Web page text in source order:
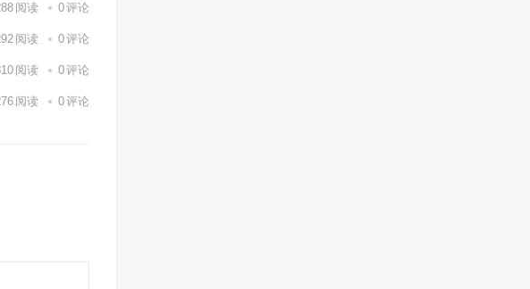
阅读 0评论
阅读 0评论
阅读 0评论
阅读 0评论